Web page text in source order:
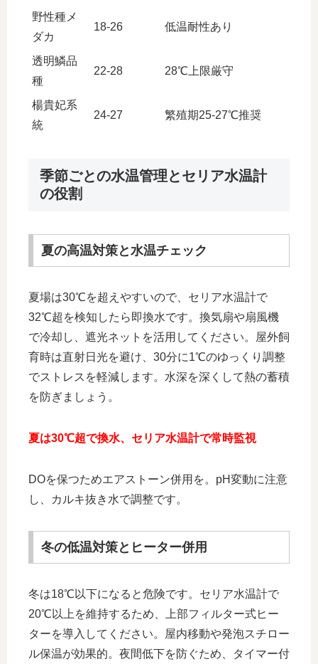
野性種メ
ダカ
18-26 低温耐性あり
透明鱗品
種
22-28 28℃上限厳守
楊貴妃系
統
24-27 繁殖期25-27℃推奨
季節ごとの水温管理とセリア水温計
の役割
夏の高温対策と水温チェック
夏場は30℃を超えやすいので、セリア水温計で
32℃超を検知したら即換水です。換気扇や扇風機
で冷却し、遮光ネットを活用してください。屋外飼
育時は直射日光を避け、30分に1℃のゆっくり調整
でストレスを軽減します。水深を深くして熱の蓄積
を防ぎましょう。
夏は30℃超で換水、セリア水温計で常時監視
DOを保つためエアストーン併用を。pH変動に注意
し、カルキ抜き水で調整です。
冬の低温対策とヒーター併用
冬は18℃以下になると危険です。セリア水温計で
20℃以上を維持するため、上部フィルター式ヒー
ターを導入してください。屋内移動や発泡スチロー
ル保温が効果的。夜間低下を防ぐため、タイマー付